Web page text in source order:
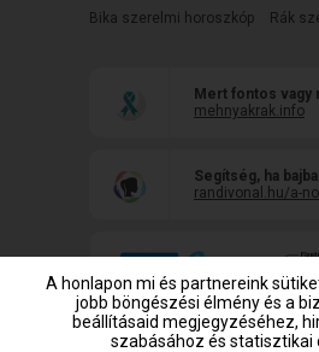
Bika szerelmi horoszkóp
Rák
Mert fontos vagy
mehnyakrak.info
Segítség, ha
randivonal.hu/a-
A honlapon mi és partnereink
jobb böngészési élmény és a
beállításaid megjegyzéséhez,
szabásához és statisztikai